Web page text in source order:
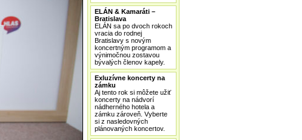
ELÁN & Kamaráti –
Bratislava
ELÁN sa po dvoch rokoch
vracia do rodnej
Bratislavy s novým
koncertným programom a
výnimočnou zostavou
bývalých členov kapely.
Exluzívne koncerty na
zámku
Aj tento rok si môžete užiť
koncerty na nádvorí
nádherného hotela a
zámku zároveň. Vyberte
si z nasledovných
plánovaných koncertov.